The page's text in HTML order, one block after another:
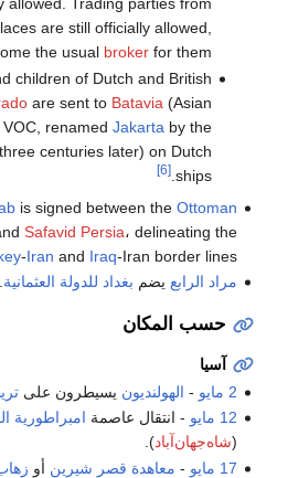
allowed. Trading parties from
are still officially allowed,
the usual broker for them.
children of Dutch and British
are sent to Batavia (Asian
VOC, renamedJakarta by the
centuries later) on Dutch
ships.
[6]
is signed between the Ottoman
Safavid Persia، delineating the
-Iran and Iraq-Iran border lines.
مراد الرابع يضم بغداد للدولة العثمانية
حسب المكان
آسيا
2 مايو
- الهولنديون يسيطرون على
12 مايو
- انتقال عاصمة امبراطورية
(شاه‌جهان‌آباد).
17 مايو
- معاهدة قصر شيرين أو